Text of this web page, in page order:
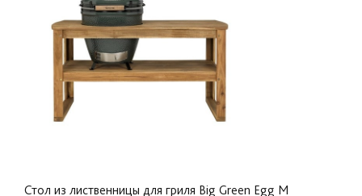
Стол из лиственницы для гриля Big Green Egg M